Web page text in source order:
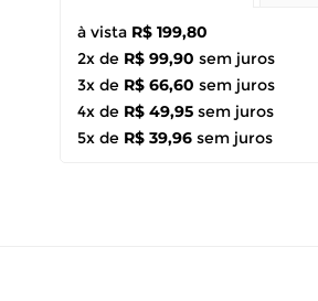
à vista R$ 199,80
2x de R$ 99,90 sem juros
3x de R$ 66,60 sem juros
4x de R$ 49,95 sem juros
5x de R$ 39,96 sem juros